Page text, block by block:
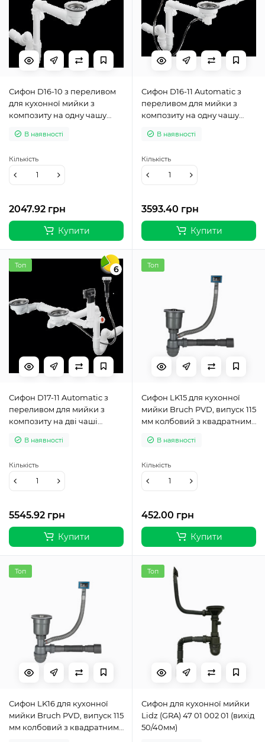
Сифон D16-10 з переливом
для кухонної мийки з
композиту на одну чашу
В наявності
2047.92 грн
Кількість
Купити
Сифон D16-11 Automatic з
переливом для мийки з
композиту на одну чашу
В наявності
3593.40 грн
Кількість
Купити
6
Топ
Сифон D17-11 Automatic з
переливом для мийки з
композиту на дві чаші
В наявності
5545.92 грн
Кількість
Купити
Топ
Сифон LK15 для кухонної
мийки Bruch PVD, випуск 115
мм колбовий з квадратним
гофри 40/50мм) Lidz
В наявності
452.00 грн
Кількість
Купити
Топ
Сифон LK16 для кухонної
мийки Bruch PVD, випуск 115
мм колбовий з квадратним
Топ
Сифон для кухонної мийки
Lidz (GRA) 47 01 002 01 (вихід
50/40мм)